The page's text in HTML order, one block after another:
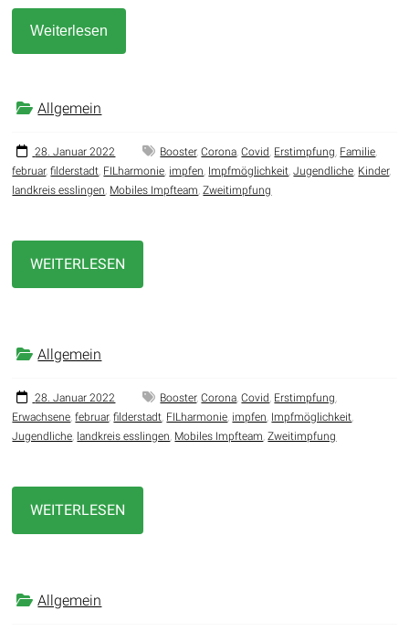
Weiterlesen
Allgemein
28. Januar 2022 Booster,Corona,Covid , Erstimpfung, Familie,
februar,filderstadt, FILharmonie, impfen, Impfmöglichkeit,Jugendliche, Kinder,
landkreis esslingen, Mobiles Impfteam,Zweitimpfung
WEITERLESEN
Allgemein
28. Januar 2022 Booster,Corona,Covid , Erstimpfung,
Erwachsene,februar,filderstadt, FILharmonie, impfen, Impfmöglichkeit,
Jugendliche, landkreis esslingen, Mobiles Impfteam,Zweitimpfung
WEITERLESEN
Allgemein